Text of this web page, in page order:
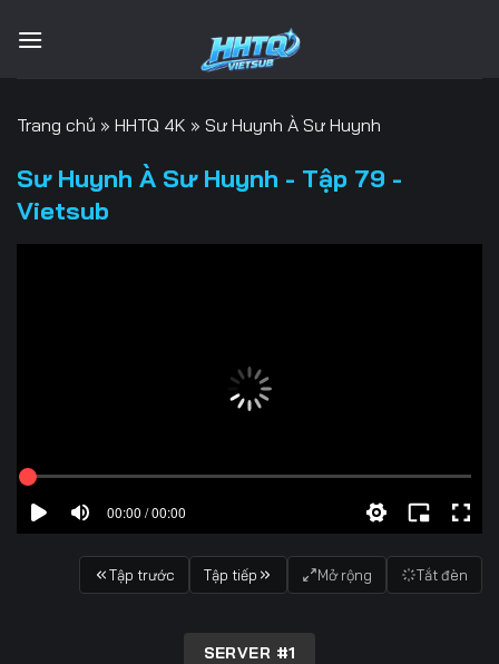
qua
Trang chủ » HHTQ 4K » Sư Huynh À Sư Huynh
Sư Huynh À Sư Huynh - Tập 79 -
Vietsub
00:00 / 00:00
Tập trước Tập tiếp Mở rộng Tắt đèn
SERVER #1